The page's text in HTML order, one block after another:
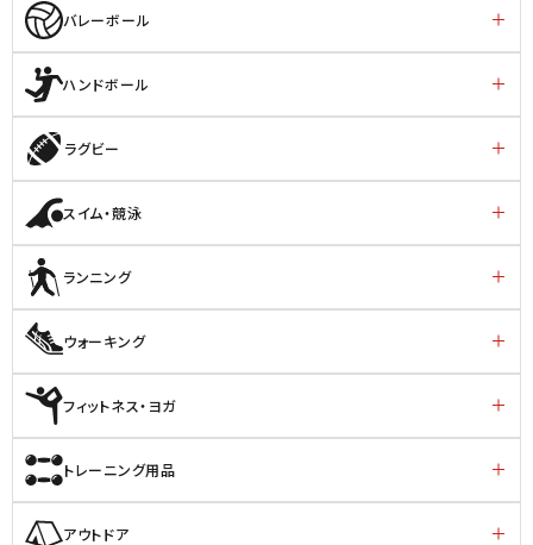
バレーボール
ハンドボール
ラグビー
スイム・競泳
ランニング
ウォーキング
フィットネス・ヨガ
トレーニング用品
アウトドア